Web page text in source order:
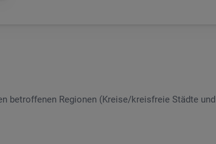
be­trof­fe­nen Re­gio­nen (Krei­se/kreis­freie Städ­te und